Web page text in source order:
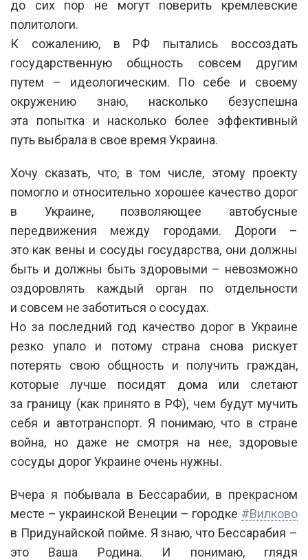
до сих пор не могут поверить кремлевские
политологи.
К сожалению, в РФ пытались воссоздать
государственную общность совсем другим
путем – идеологическим. По себе и своему
окружению знаю, насколько безуспешна
эта попытка и насколько более эффективный
путь выбрала в свое время Украина.
Хочу сказать, что, в том числе, этому проекту
помогло и относительно хорошее качество дорог
в Украине, позволяющее автобусные
передвижения между городами. Дороги –
это как вены и сосуды государства, они должны
быть и должны быть здоровыми – невозможно
оздоровлять каждый орган по отдельности
и совсем не заботиться о сосудах.
Но за последний год качество дорог в Украине
резко упало и потому страна снова рискует
потерять свою общность и получить граждан,
которые лучше посидят дома или слетают
за границу (как принято в РФ), чем будут мучить
себя и автотранспорт. Я понимаю, что в стране
война, но даже не смотря на нее, здоровые
сосуды дорог Украине очень нужны.
Вчера я побывала в Бессарабии, в прекрасном
месте – украинской Венеции – городке #‎Вилково
в Придунайской пойме. Я знаю, что Бессарабия –
это Ваша Родина. И понимаю, глядя